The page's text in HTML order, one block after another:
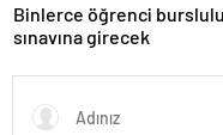
Binlerce öğrenci
sınavına girecek